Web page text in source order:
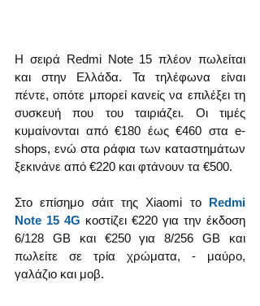
Η σειρά Redmi Note 15 πλέον πωλείται
και στην Ελλάδα. Τα τηλέφωνα είναι
πέντε, οπότε μπορεί κανείς να επιλέξει τη
συσκευή που του ταιριάζει. Οι τιμές
κυμαίνονται από €180 έως €460 στα e-
shops, ενώ στα ράφια των καταστημάτων
ξεκινάνε από €220 και φτάνουν τα €500.
Στο επίσημο σάιτ της Xiaomi το Redmi
Note 15 4G κοστίζει €220 για την έκδοση
6/128 GB και €250 για 8/256 GB και
πωλείτε σε τρία χρώματα, - μαύρο,
γαλάζιο και μοβ.